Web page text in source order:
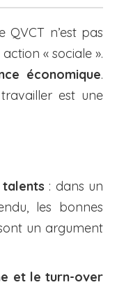
n’est pas
« sociale ».
économique.
est une
: dans un
les bonnes
un argument
et le turn-over